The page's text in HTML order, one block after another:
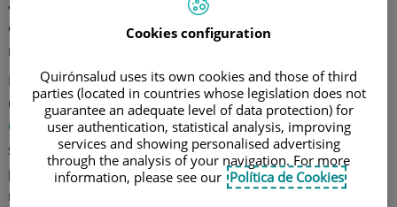
a esto, existen técnicas que permiten conocer el
estado de los óvulos, e incluso preservarlos hasta el
momento adecuado.
La doctoraJessica Marqués Galán, ginecóloga en la
unidad dereproducción asistidadelHospital de Día
Quirónsalud Zaragoza
, nos comenta que "la
sociedad actual somete a la mujer a una gran presión
profesional que le obliga a retrasar sus deseos de
maternidad hasta una edad en la que su fertilidad
Cookies configuration
Quirónsalud uses its own cookies and those of third
parties (located in countries whose legislation does not
guarantee an adequate level of data protection) for
user authentication, statistical analysis, improving
services and showing personalised advertising
through the analysis of your navigation. For more
information, please see our Política de Cookies